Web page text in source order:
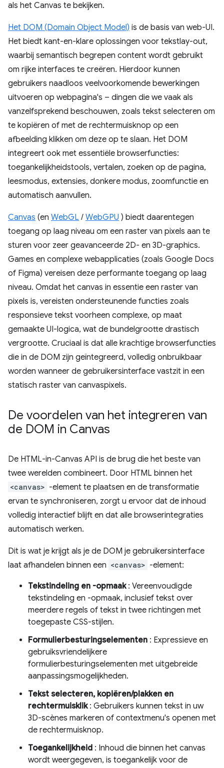
als het Canvas te bekijken.
Het DOM (Domain Object Model) is de basis van web-UI.
Het biedt kant-en-klare oplossingen voor tekstlay-out,
waarbij semantisch begrepen content wordt gebruikt
om rijke interfaces te creëren. Hierdoor kunnen
gebruikers naadloos veelvoorkomende bewerkingen
uitvoeren op webpagina's – dingen die we vaak als
vanzelfsprekend beschouwen, zoals tekst selecteren om
te kopiëren of met de rechtermuisknop op een
afbeelding klikken om deze op te slaan. Het DOM
integreert ook met essentiële browserfuncties:
toegankelijkheidstools, vertalen, zoeken op de pagina,
leesmodus, extensies, donkere modus, zoomfunctie en
automatisch aanvullen.
Canvas (en WebGL / WebGPU ) biedt daarentegen
toegang op laag niveau om een ​​raster van pixels aan te
sturen voor zeer geavanceerde 2D- en 3D-graphics.
Games en complexe webapplicaties (zoals Google Docs
of Figma) vereisen deze performante toegang op laag
niveau. Omdat het canvas in essentie een raster van
pixels is, vereisten ondersteunende functies zoals
responsieve tekst voorheen complexe, op maat
gemaakte UI-logica, wat de bundelgrootte drastisch
vergrootte. Cruciaal is dat alle krachtige browserfuncties
die in de DOM zijn geïntegreerd, volledig onbruikbaar
worden wanneer de gebruikersinterface vastzit in een
statisch raster van canvaspixels.
De voordelen van het integreren van
de DOM in Canvas
De HTML-in-Canvas API is de brug die het beste van
twee werelden combineert. Door HTML binnen het
<canvas> -element te plaatsen en de transformatie
ervan te synchroniseren, zorgt u ervoor dat de inhoud
volledig interactief blijft en dat alle browserintegraties
automatisch werken.
Dit is wat je krijgt als je de DOM je gebruikersinterface
laat afhandelen binnen een <canvas> -element:
Tekstindeling en -opmaak: Vereenvoudigde
tekstindeling en -opmaak, inclusief tekst over
meerdere regels of tekst in twee richtingen met
toegepaste CSS-stijlen.
Formulierbesturingselementen : Expressieve en
gebruiksvriendelijkere
formulierbesturingselementen met uitgebreide
aanpassingsmogelijkheden.
Tekst selecteren, kopiëren/plakken en
rechtermuisklik: Gebruikers kunnen tekst in uw
3D-scènes markeren of contextmenu's openen met
de rechtermuisknop.
Toegankelijkheid : Inhoud die binnen het canvas
wordt weergegeven, is toegankelijk voor de